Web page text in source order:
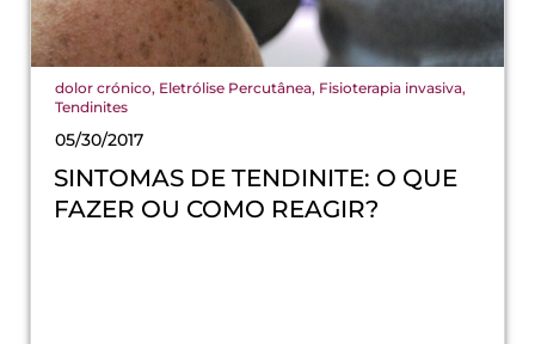
dolor crónico, Eletrólise Percutânea, Fisioterapia invasiva,
Tendinites
05/30/2017
SINTOMAS DE TENDINITE: O QUE
FAZER OU COMO REAGIR?